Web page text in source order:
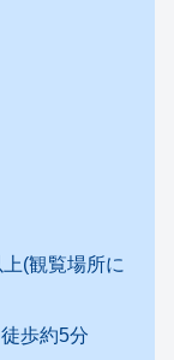
(観覧場所に
歩約5分